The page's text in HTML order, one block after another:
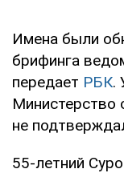
Имена были
брифинга
передает РБК.
Министерство
не
55-летний